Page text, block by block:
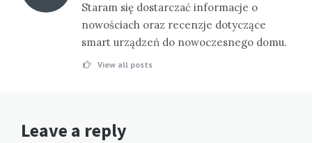
Staram się dostarczać informacje o
nowościach oraz recenzje dotyczące
smart urządzeń do nowoczesnego domu.
View all posts
Leave a reply